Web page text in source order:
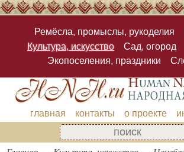
Ремёсла, промыслы, рукоделия
Культура, искусство
Сад, огород
Экопоселения, праздники
главная контакты о проекте